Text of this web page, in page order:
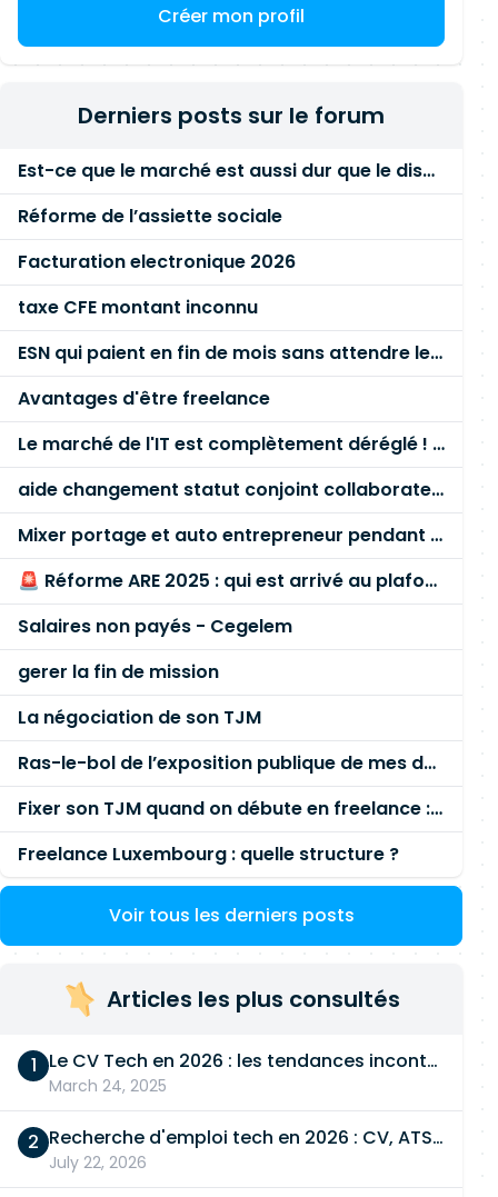
Créer mon profil
Derniers posts sur le forum
Est-ce que le marché est aussi dur que le disent les commerciaux ?
Réforme de l’assiette sociale
Facturation electronique 2026
taxe CFE montant inconnu
ESN qui paient en fin de mois sans attendre le paiement client ?
Avantages d'être freelance
Le marché de l'IT est complètement déréglé ! STOP à cette mascarade ! Il faut s'unir et résister !
aide changement statut conjoint collaborateur
Mixer portage et auto entrepreneur pendant des années - quel risque ?
🚨 Réforme ARE 2025 : qui est arrivé au plafond des 60 % en gardant son entreprise ?
Salaires non payés - Cegelem
gerer la fin de mission
La négociation de son TJM
Ras-le-bol de l’exposition publique de mes données personnelles liées à mon entreprise
Fixer son TJM quand on débute en freelance : la méthode mathématique (et pas au feeling) 🛑
Freelance Luxembourg : quelle structure ?
Voir tous les derniers posts
Articles les plus consultés
Le CV Tech en 2026 : les tendances incontournables
March 24, 2025
Recherche d'emploi tech en 2026 : CV, ATS, entretien… On vous dit tout
July 22, 2026